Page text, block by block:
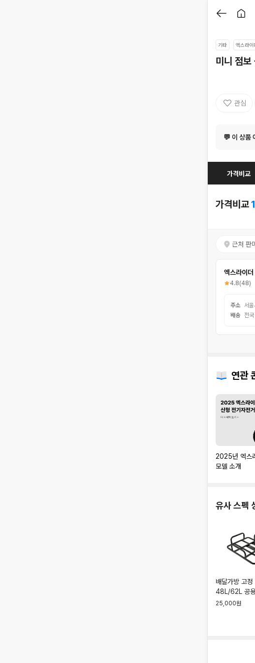
기타 엑스라이
미니 점
관심
💬 이 상품
가격비교
가격비교1
근처 판
엑스라이더
4.8(48)
주소 서
배송 전
연관
2025년 엑스
모델 소개
유사 스펙
배달가방 고정
48L/62L 공
25,000원